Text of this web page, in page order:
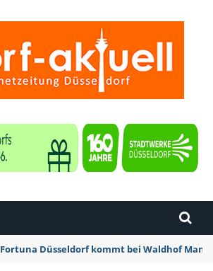
Fortuna Düsseldorf kommt bei Waldhof